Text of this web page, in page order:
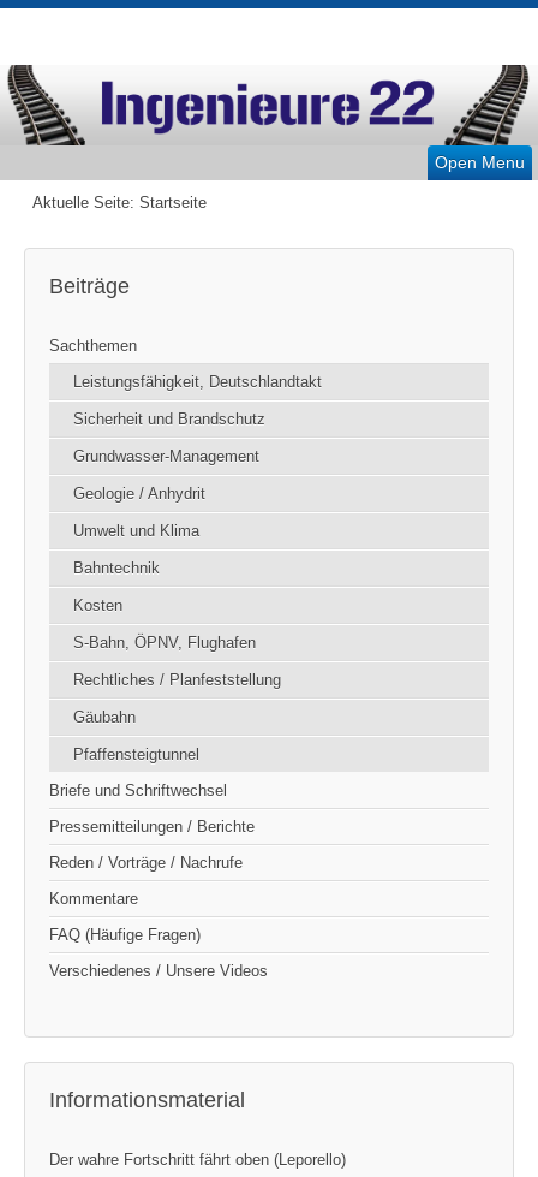
Open Menu
Aktuelle Seite: Startseite
Beiträge
Sachthemen
Leistungsfähigkeit, Deutschlandtakt
Sicherheit und Brandschutz
Grundwasser-Management
Geologie / Anhydrit
Umwelt und Klima
Bahntechnik
Kosten
S-Bahn, ÖPNV, Flughafen
Rechtliches / Planfeststellung
Gäubahn
Pfaffensteigtunnel
Briefe und Schriftwechsel
Pressemitteilungen / Berichte
Reden / Vorträge / Nachrufe
Kommentare
FAQ (Häufige Fragen)
Verschiedenes / Unsere Videos
Informationsmaterial
Der wahre Fortschritt fährt oben (Leporello)